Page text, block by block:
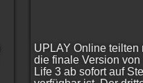
UPLAY Online teilten
die finale Version von
Life 3 ab sofort auf